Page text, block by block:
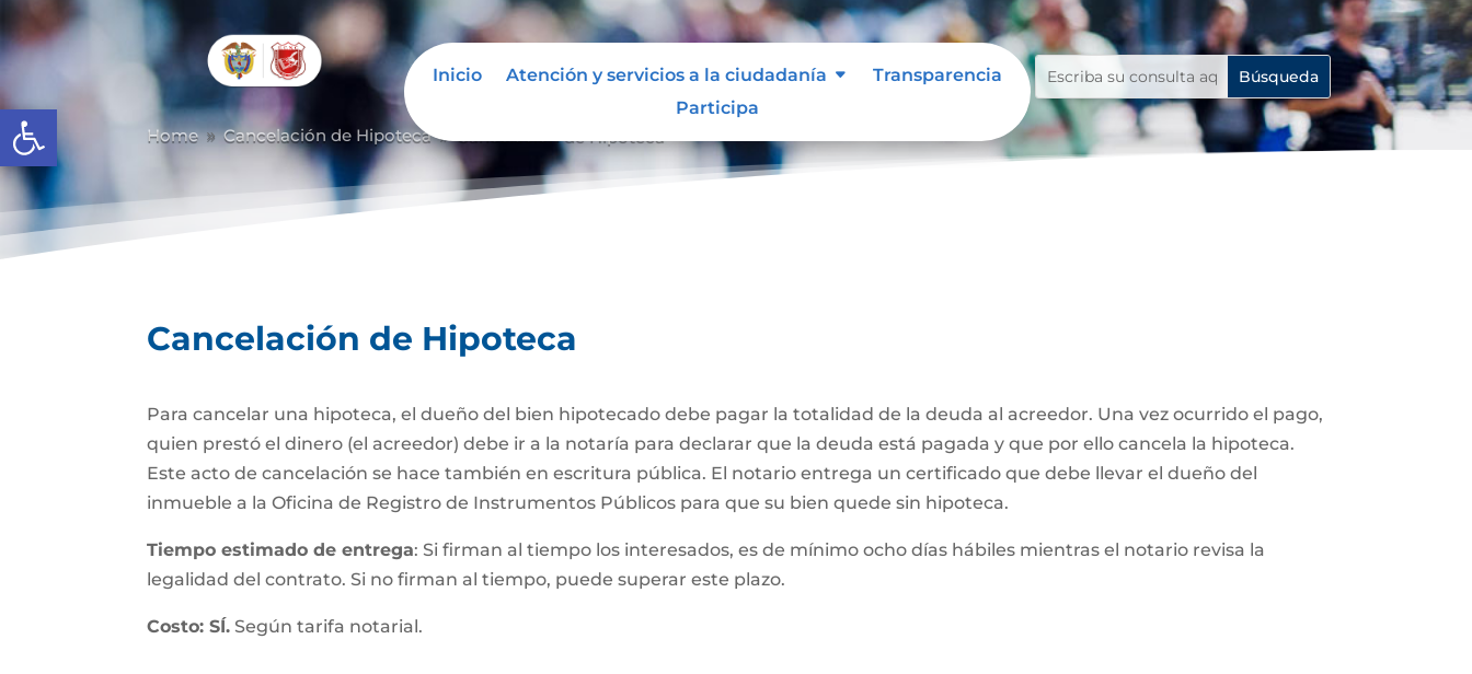
Abrir barra de herramientas
Inicio Atención y servicios a la ciudadanía
Transparencia
Participa
Home 9 Cancelación de Hipoteca 9
Cancelación de Hipoteca
Para cancelar una hipoteca, el dueño del bien hipotecado debe pagar la totalidad de la deuda al acreedor. Una vez ocurrido el pago,
quien prestó el dinero (el acreedor) debe ir a la notaría para declarar que la deuda está pagada y que por ello cancela la hipoteca.
Este acto de cancelación se hace también en escritura pública. El notario entrega un certificado que debe llevar el dueño del
inmueble a la Oficina de Registro de Instrumentos Públicos para que su bien quede sin hipoteca.
Tiempo estimado de entrega: Si firman al tiempo los interesados, es de mínimo ocho días hábiles mientras el notario revisa la
legalidad del contrato. Si no firman al tiempo, puede superar este plazo.
Costo: SÍ. Según tarifa notarial.